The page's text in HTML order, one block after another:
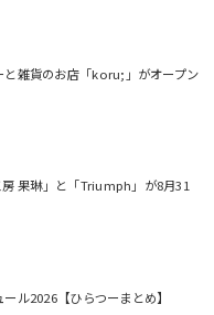
と雑貨のお店「koru;」がオープン
果琳」と「Triumph」が8月31
ル2026【ひらつーまとめ】